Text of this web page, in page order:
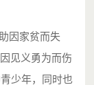
因家贫而失
见义勇为而伤
少年，同时也